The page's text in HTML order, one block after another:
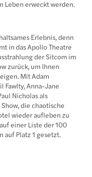
Leben erweckt werden.
Erlebnis, denn
in das Apollo Theatre
der Sitcom im
zurück, um Ihnen
Mit Adam
Fawlty, Anna-Jane
Nicholas als
die chaotische
wieder aufleben zu
einer Liste der 100
auf Platz 1 gesetzt.